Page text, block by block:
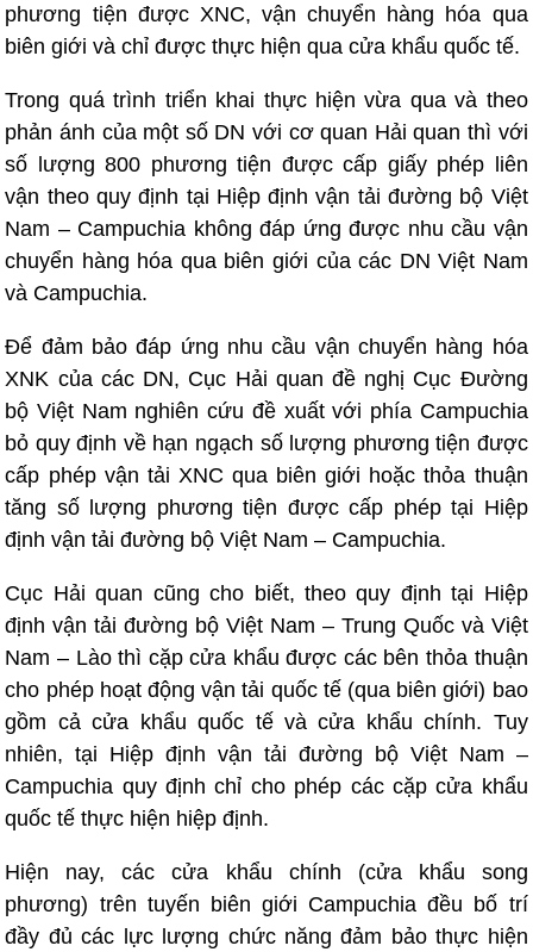
phương tiện được XNC, vận chuyển hàng hóa qua
biên giới và chỉ được thực hiện qua cửa khẩu quốc tế.
Trong quá trình triển khai thực hiện vừa qua và theo
phản ánh của một số DN với cơ quan Hải quan thì với
số lượng 800 phương tiện được cấp giấy phép liên
vận theo quy định tại Hiệp định vận tải đường bộ Việt
Nam – Campuchia không đáp ứng được nhu cầu vận
chuyển hàng hóa qua biên giới của các DN Việt Nam
và Campuchia.
Để đảm bảo đáp ứng nhu cầu vận chuyển hàng hóa
XNK của các DN, Cục Hải quan đề nghị Cục Đường
bộ Việt Nam nghiên cứu đề xuất với phía Campuchia
bỏ quy định về hạn ngạch số lượng phương tiện được
cấp phép vận tải XNC qua biên giới hoặc thỏa thuận
tăng số lượng phương tiện được cấp phép tại Hiệp
định vận tải đường bộ Việt Nam – Campuchia.
Cục Hải quan cũng cho biết, theo quy định tại Hiệp
định vận tải đường bộ Việt Nam – Trung Quốc và Việt
Nam – Lào thì cặp cửa khẩu được các bên thỏa thuận
cho phép hoạt động vận tải quốc tế (qua biên giới) bao
gồm cả cửa khẩu quốc tế và cửa khẩu chính. Tuy
nhiên, tại Hiệp định vận tải đường bộ Việt Nam –
Campuchia quy định chỉ cho phép các cặp cửa khẩu
quốc tế thực hiện hiệp định.
Hiện nay, các cửa khẩu chính (cửa khẩu song
phương) trên tuyến biên giới Campuchia đều bố trí
đầy đủ các lực lượng chức năng đảm bảo thực hiện